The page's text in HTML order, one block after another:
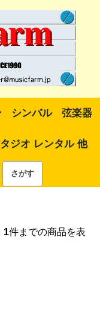
シンバル 弦楽器
ジオ レンタル 他
1件までの商品を表